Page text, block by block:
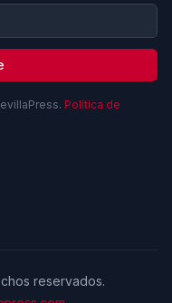
Política de
reservados.